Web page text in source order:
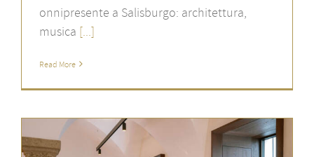
onnipresente a Salisburgo: architettura,
musica [...]
Read More